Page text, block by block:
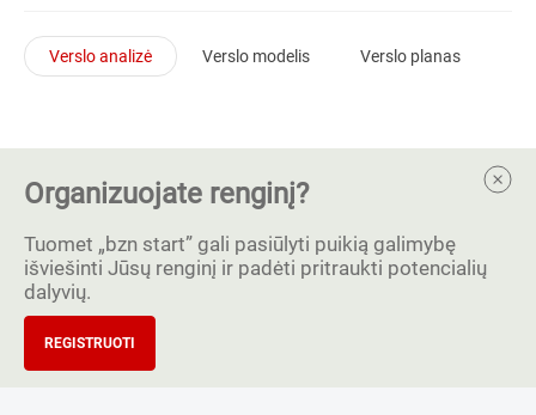
Verslo analizė Verslo modelis Verslo planas
Organizuojate renginį?
Tuomet „bzn start” gali pasiūlyti puikią galimybę
išviešinti Jūsų renginį ir padėti pritraukti potencialių
dalyvių.
REGISTRUOTI